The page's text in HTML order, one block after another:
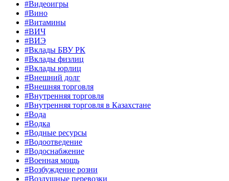
#Видеоигры
#Вино
#Витамины
#ВИЧ
#ВИЭ
#Вклады БВУ РК
#Вклады физлиц
#Вклады юрлиц
#Внешний долг
#Внешняя торговля
#Внутренняя торговля
#Внутренняя торговля в Казахстане
#Вода
#Водка
#Водные ресурсы
#Водоотведение
#Водоснабжение
#Военная мощь
#Возбуждение розни
#Воздушные перевозки